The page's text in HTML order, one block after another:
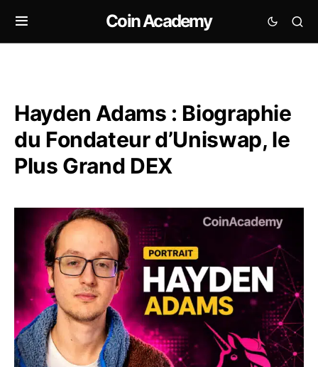
Coin Academy
Hayden Adams : Biographie
du Fondateur d’Uniswap, le
Plus Grand DEX